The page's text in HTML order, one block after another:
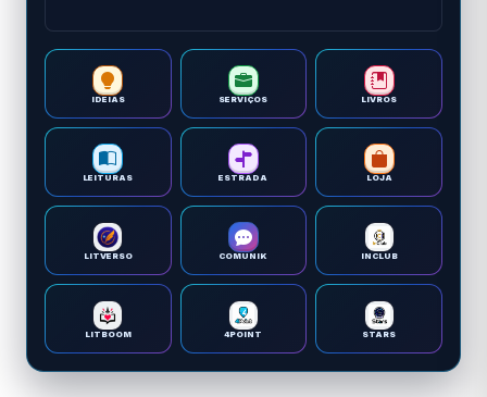
IDEIAS SERVIÇOS LIVROS
LEITURAS ESTRADA LOJA
LITVERSO COMUNIK INCLUB
LITBOOM 4POINT STARS